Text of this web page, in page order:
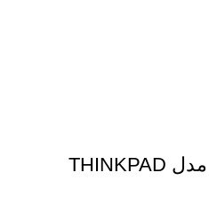
لپ تاپ استوک لنوو مدل THINKPAD